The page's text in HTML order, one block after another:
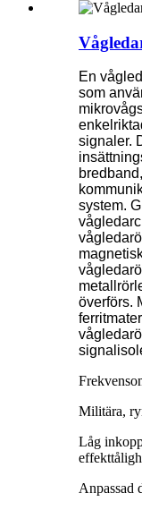
En
som
signaler.
system.
överförs.
Militära,
Låg
Anpassad